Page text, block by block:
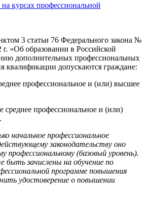
курсах профессиональной
3 статьи 76 Федерального закона №
«Об образовании в Российской
дополнительных профессиональных
квалификации допускаются граждане:
профессиональное и (или) высшее
профессиональное и (или)
начальное профессиональное
законодательству оно
профессиональному (базовый уровень).
зачислены на обучение по
программе повышения
удостоверение о повышении